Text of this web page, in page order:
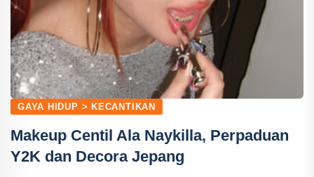
GAYA HIDUP > KECANTIKAN
Makeup Centil Ala Naykilla, Perpaduan
Y2K dan Decora Jepang